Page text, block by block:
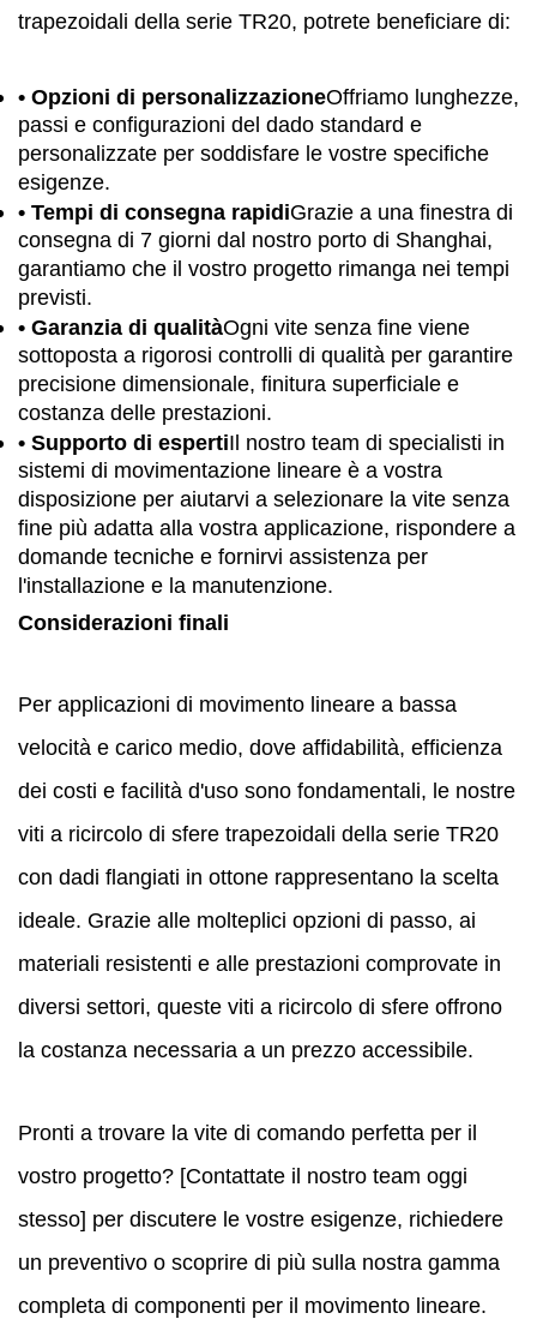
trapezoidali della serie TR20, potrete beneficiare di:
• Opzioni di personalizzazioneOffriamo lunghezze,
passi e configurazioni del dado standard e
personalizzate per soddisfare le vostre specifiche
esigenze.
• Tempi di consegna rapidiGrazie a una finestra di
consegna di 7 giorni dal nostro porto di Shanghai,
garantiamo che il vostro progetto rimanga nei tempi
previsti.
• Garanzia di qualitàOgni vite senza fine viene
sottoposta a rigorosi controlli di qualità per garantire
precisione dimensionale, finitura superficiale e
costanza delle prestazioni.
• Supporto di espertiIl nostro team di specialisti in
sistemi di movimentazione lineare è a vostra
disposizione per aiutarvi a selezionare la vite senza
fine più adatta alla vostra applicazione, rispondere a
domande tecniche e fornirvi assistenza per
l'installazione e la manutenzione.
Considerazioni finali
Per applicazioni di movimento lineare a bassa
velocità e carico medio, dove affidabilità, efficienza
dei costi e facilità d'uso sono fondamentali, le nostre
viti a ricircolo di sfere trapezoidali della serie TR20
con dadi flangiati in ottone rappresentano la scelta
ideale. Grazie alle molteplici opzioni di passo, ai
materiali resistenti e alle prestazioni comprovate in
diversi settori, queste viti a ricircolo di sfere offrono
la costanza necessaria a un prezzo accessibile.
Pronti a trovare la vite di comando perfetta per il
vostro progetto? [Contattate il nostro team oggi
stesso] per discutere le vostre esigenze, richiedere
un preventivo o scoprire di più sulla nostra gamma
completa di componenti per il movimento lineare.